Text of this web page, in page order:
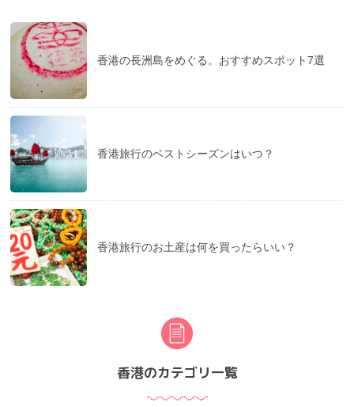
香港の長洲島をめぐる。おすすめスポット7選
香港旅行のベストシーズンはいつ？
香港旅行のお土産は何を買ったらいい？
香港のカテゴリ一覧